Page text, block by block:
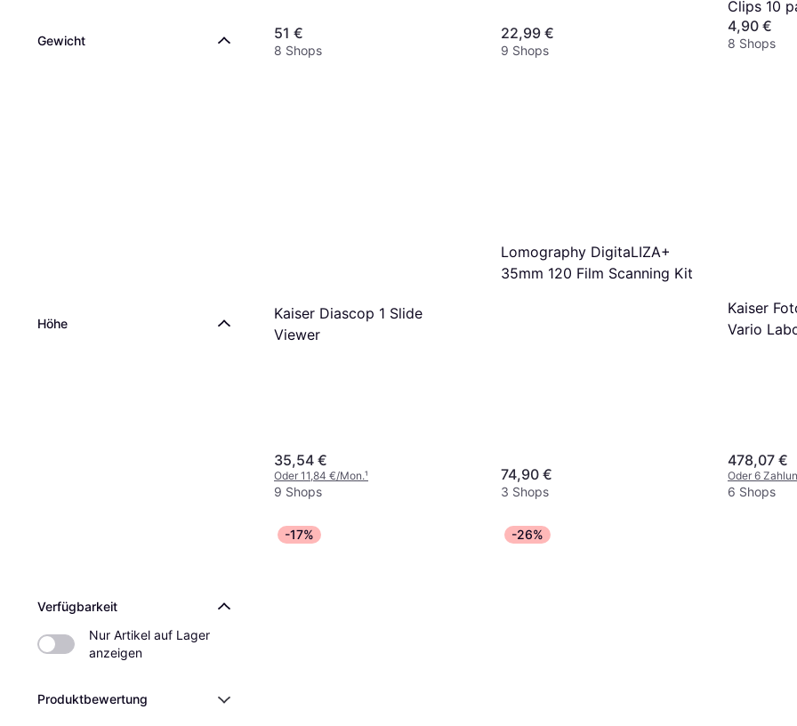
Gewicht
Höhe
Verfügbarkeit
Nur Artikel auf Lager
anzeigen
Produktbewertung
51 €
8 Shops
22,99 €
9 Shops
Clips 10
4,90 €
8 Shops
Kaiser Diascop 1 Slide
Viewer
35,54 €
Oder 11,84 €/Mon.¹
9 Shops
Lomography DigitaLIZA+
35mm 120 Film Scanning Kit
74,90 €
3 Shops
Kaiser
Vario
478,07 €
Oder 6
6 Shops
-17% -26%